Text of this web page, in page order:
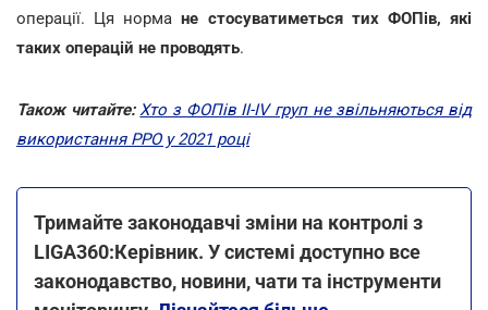
операції. Ця нормане стосуватиметься тих ФОПів, які
таких операцій не проводять.
Також читайте:Хто з ФОПів ІІ-ІV груп не звільняються від
використання РРО у 2021 році
Тримайте законодавчі зміни на контролі з
LIGA360:Керівник. У системі доступно все
законодавство, новини, чати та інструменти